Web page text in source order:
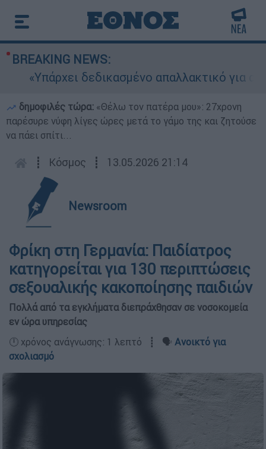
BREAKING NEWS:
«Υπάρχει δεδικασμένο απαλλακτικό για
δημοφιλές τώρα: «Θέλω τον πατέρα μου»: 27χρονη
παρέσυρε νύφη λίγες ώρες μετά το γάμο της και ζητούσε
να πάει σπίτι...
┋ Κόσμος ┋ 13.05.2026 21:14
Newsroom
Φρίκη στη Γερμανία: Παιδίατρος
κατηγορείται για 130 περιπτώσεις
σεξουαλικής κακοποίησης παιδιών
Πολλά από τα εγκλήματα διεπράχθησαν σε νοσοκομεία
εν ώρα υπηρεσίας
🕛 χρόνος ανάγνωσης: 1 λεπτό ┋ 🗣️ Ανοικτό για
σχολιασμό